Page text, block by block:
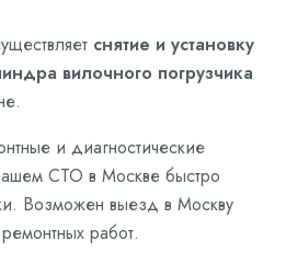
снятие и установку
вилочного погрузчика
и диагностические
СТО в Москве быстро
Возможен выезд в Москву
работ.